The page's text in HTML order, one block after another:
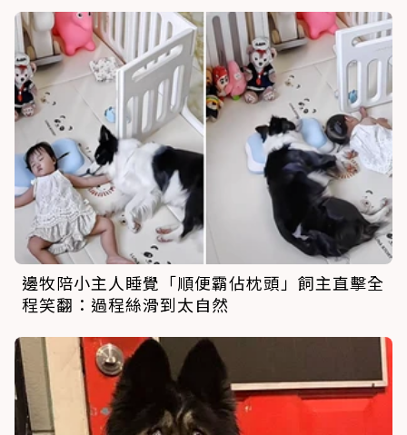
邊牧陪小主人睡覺「順便霸佔枕頭」飼主直擊全
程笑翻：過程絲滑到太自然